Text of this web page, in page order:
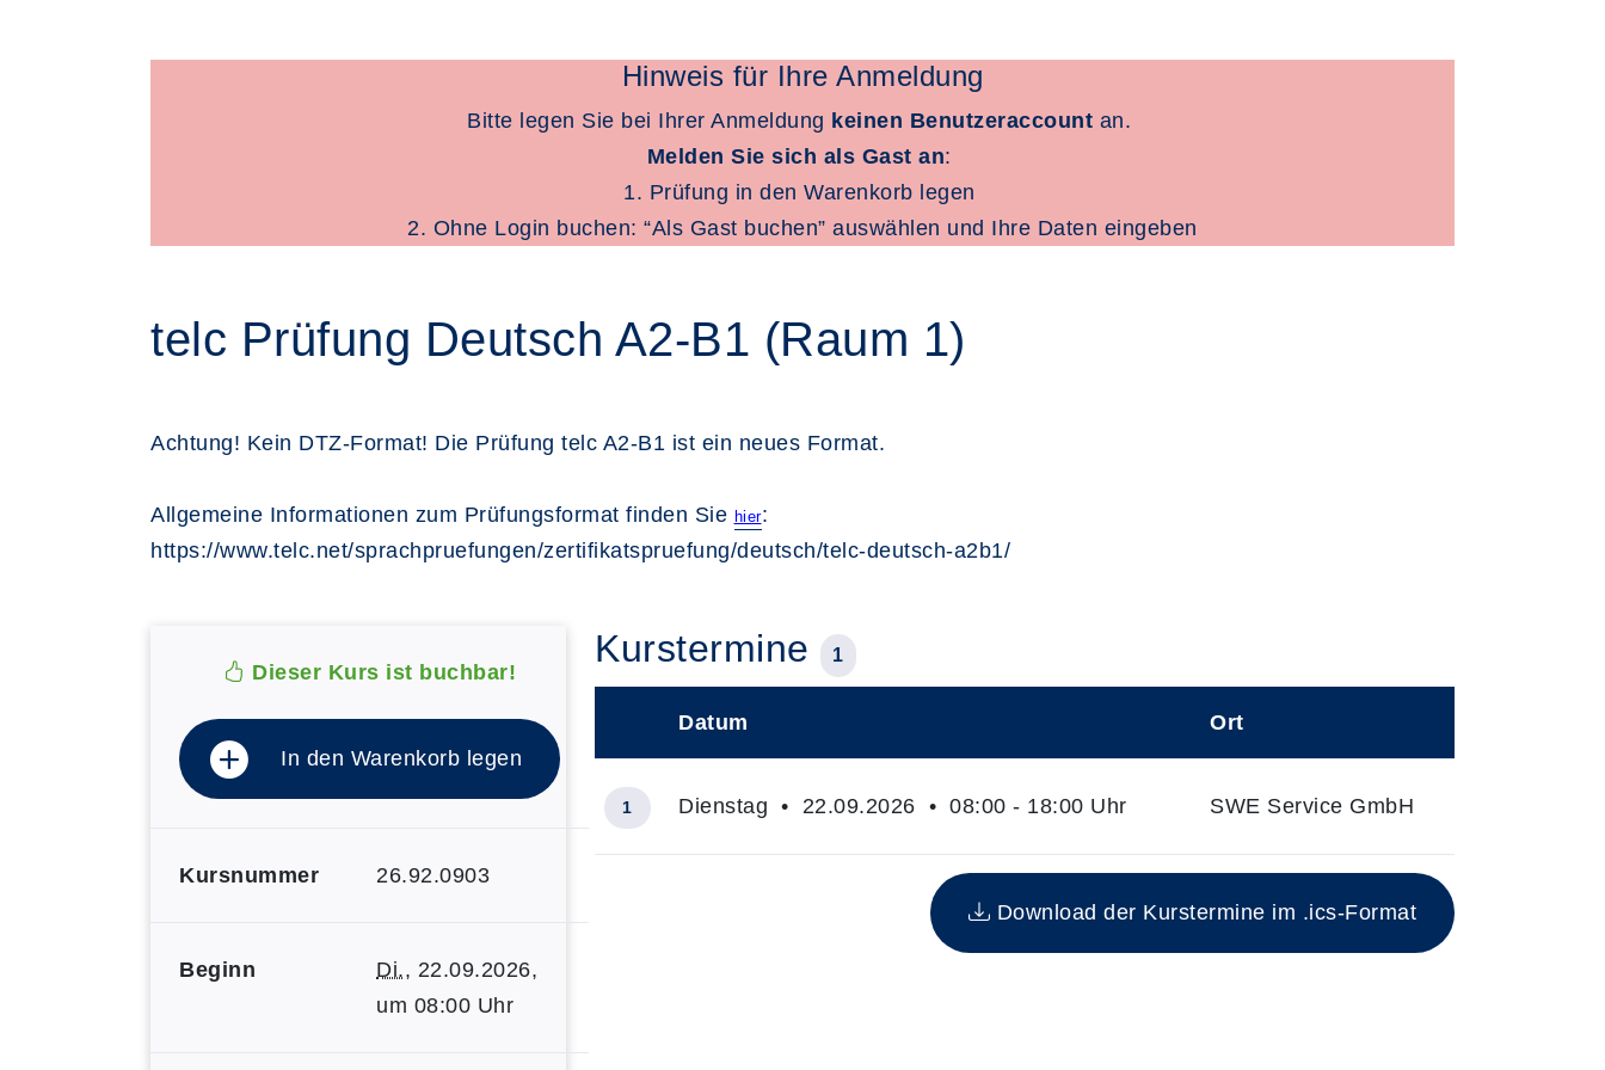
Hinweis für Ihre Anmeldung
Bitte legen Sie bei Ihrer Anmeldung keinen Benutzeraccount an.
Melden Sie sich als Gast an:
1. Prüfung in den Warenkorb legen
2. Ohne Login buchen: “Als Gast buchen” auswählen und Ihre Daten eingeben
telc Prüfung Deutsch A2-B1 (Raum 1)
Achtung! Kein DTZ-Format! Die Prüfung telc A2-B1 ist ein neues Format.
Allgemeine Informationen zum Prüfungsformat finden Sie hier:
https://www.telc.net/sprachpruefungen/zertifikatspruefung/deutsch/telc-deutsch-a2b1/
Dieser Kurs ist buchbar!
In den Warenkorb legen
Kursnummer 26.92.0903
Beginn Di., 22.09.2026,
um 08:00 Uhr
Kurstermine 1
Insgesamt gibt es 1 Termine zum diesen Kurs
Datum Ort
1 Dienstag • 22.09.2026 • 08:00 - 18:00 Uhr SWE Service GmbH
Download der Kurstermine im .ics-Format